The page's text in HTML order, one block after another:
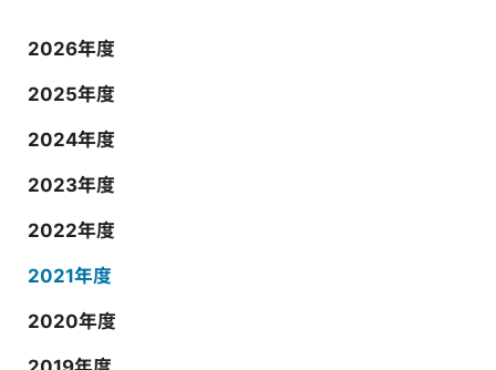
2026年度
2025年度
2024年度
2023年度
2022年度
2021年度
2020年度